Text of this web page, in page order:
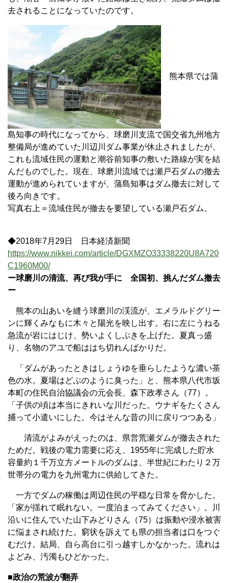
去されることになっていたのです。
熊本県では蒲
島知事の時代になってから、球磨川支流で国交省九州地方
整備局が進めていた川辺川ダム事業が休止されましたが、
これも流域住民の運動と潮谷前知事の敷いた路線が実を結
んだものでした。現在、球磨川流域では瀬戸石ダムの撤去
運動が進められていますが、蒲島知事はダム撤去に対して
後ろ向きです。
写真右上＝流域住民が撤去を要望している瀬戸石ダム。
◆2018年7月29日 日本経済新聞
https://www.nikkei.com/article/DGXMZO33338220U8A720
C1960M00/
ー球磨川の清流、再び我が手に 全国初、挑んだダム撤去
ー
熊本の山あいを縫う球磨川の渓流が、エメラルドグリー
ンに輝くみなもに木々と陽光を映し出す。右に左にうねる
急流が岩にはじけ、勢いよくしぶきを上げた。夏真っ盛
り、名物のアユで船ははち切れんばかりだ。
「ダムがあったときはしょうゆを垂らしたような濃い茶
色の水。夏場はどぶのように臭った」と、熊本県八代市坂
本町の住民自治協議会の元会長、森下政孝さん（77）。
「子供の頃は本当にきれいな川だった。ウナギをたくさん
捕って小遣いにした。今はそんな昔の川に戻りつつある」
清流がよみがえったのは、県営荒瀬ダムが撤去された
ためだ。戦後の電力需要に応え、1955年に完成した貯水
容量約１千万立方メートルのダムは、半世紀にわたり２万
世帯分の電力を九州電力に供給してきた。
一方でダムの稼働は周辺住民の平穏な日常を脅かした。
「家が揺れて眠れない。一度泊まってみてください」。川
沿いに住んでいた山下みどりさん（75）は振動や浸水被害
に悩まされ続けた。窮状を訴えても県の担当者は口をつぐ
むだけ。結局、自ら高台に引っ越すしかなかった。流れは
よどみ、汚濁もひどかった。
■政治の荒波が翻弄